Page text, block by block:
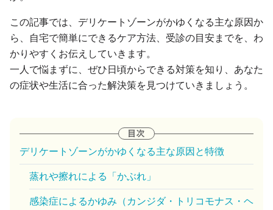
この記事では、デリケートゾーンがかゆくなる主な原因か
ら、自宅で簡単にできるケア方法、受診の目安までを、わ
かりやすくお伝えしていきます。
一人で悩まずに、ぜひ日頃からできる対策を知り、あなた
の症状や生活に合った解決策を見つけていきましょう。
デリケートゾーンがかゆくなる主な原因と特徴
蒸れや擦れによる「かぶれ」
感染症によるかゆみ（カンジダ・トリコモナス・ヘ